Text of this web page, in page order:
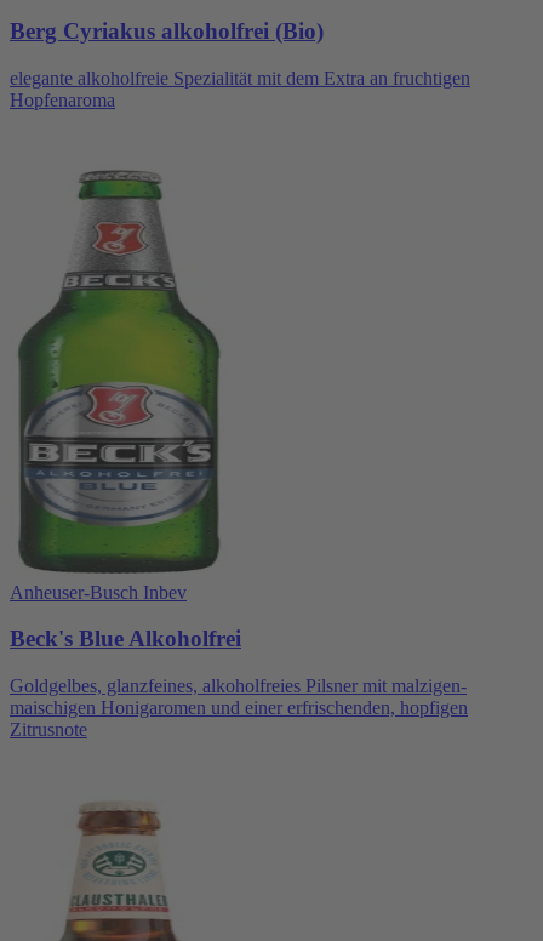
Berg Cyriakus alkoholfrei (Bio)
elegante alkoholfreie Spezialität mit dem Extra an fruchtigen
Hopfenaroma
Anheuser-Busch Inbev
Beck's Blue Alkoholfrei
Goldgelbes, glanzfeines, alkoholfreies Pilsner mit malzigen-
maischigen Honigaromen und einer erfrischenden, hopfigen
Zitrusnote